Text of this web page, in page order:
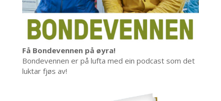
Få Bondevennen på øyra!
Bondevennen er på lufta med ein podcast som det
luktar fjøs av!